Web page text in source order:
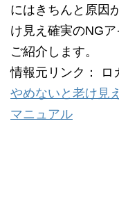
にはきちんと原因
け見え確実のNG
ご紹介します。
情報元リンク： ロ
やめないと老け見
マニュアル